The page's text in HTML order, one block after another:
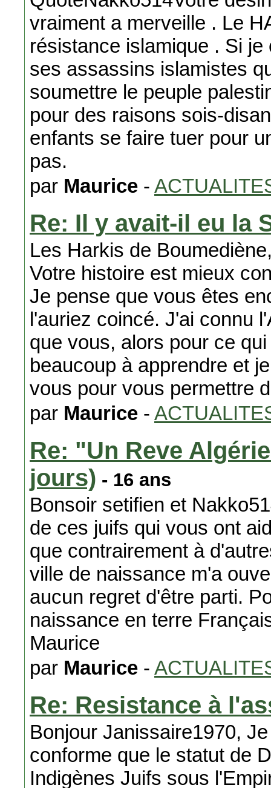
vraiment a merveille . Le
résistance islamique . Si
ses assassins islamistes
soumettre le peuple
pour des raisons sois-
enfants se faire tuer pour
pas.
par Maurice -
Re: Il y avait-il eu la
Les Harkis de
Votre histoire est mieux
Je pense que vous êtes
l'auriez coincé. J'ai connu
que vous, alors pour ce
beaucoup à apprendre et
vous pour vous permettre
par Maurice -
Re: "Un Reve
jours) - 16 ans
Bonsoir setifien et
de ces juifs qui vous ont
que contrairement à
ville de naissance m'a
aucun regret d'être parti.
naissance en terre
Maurice
par Maurice -
Re: Resistance à
Bonjour Janissaire1970,
conforme que le statut de
Indigènes Juifs sous